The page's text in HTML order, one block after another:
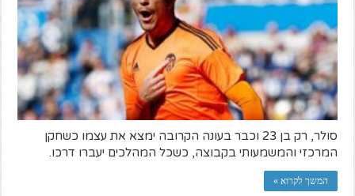
סולר, רק בן 23 וכבר בעונה הקרובה ימצא את עצמו כשחקן
המרכזי והמשמעותי בקבוצה, כשכל המהלכים יעברו דרכו.
המשך לקרוא »